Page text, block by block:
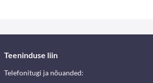
Teeninduse liin
Telefonitugi ja nõuanded: